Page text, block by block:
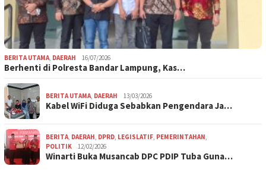
BERITA UTAMA, DAERAH 16/07/2026
Berhenti di Polresta Bandar Lampung, Kas…
BERITA UTAMA, DAERAH 13/03/2026
Kabel WiFi Diduga Sebabkan Pengendara Ja…
BERITA, DAERAH, DPRD, LEGISLATIF, PEMERINTAHAN,
POLITIK
12/02/2026
Winarti Buka Musancab DPC PDIP Tuba Guna…